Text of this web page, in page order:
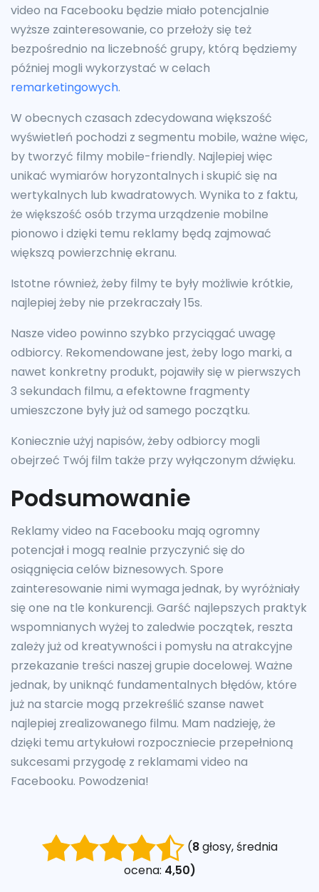
video na Facebooku będzie miało potencjalnie
wyższe zainteresowanie, co przełoży się też
bezpośrednio na liczebność grupy, którą będziemy
później mogli wykorzystać w celach
remarketingowych.
W obecnych czasach zdecydowana większość
wyświetleń pochodzi z segmentu mobile, ważne więc,
by tworzyć filmy mobile-friendly. Najlepiej więc
unikać wymiarów horyzontalnych i skupić się na
wertykalnych lub kwadratowych. Wynika to z faktu,
że większość osób trzyma urządzenie mobilne
pionowo i dzięki temu reklamy będą zajmować
większą powierzchnię ekranu.
Istotne również, żeby filmy te były możliwie krótkie,
najlepiej żeby nie przekraczały 15s.
Nasze video powinno szybko przyciągać uwagę
odbiorcy. Rekomendowane jest, żeby logo marki, a
nawet konkretny produkt, pojawiły się w pierwszych
3 sekundach filmu, a efektowne fragmenty
umieszczone były już od samego początku.
Koniecznie użyj napisów, żeby odbiorcy mogli
obejrzeć Twój film także przy wyłączonym dźwięku.
Podsumowanie
Reklamy video na Facebooku mają ogromny
potencjał i mogą realnie przyczynić się do
osiągnięcia celów biznesowych. Spore
zainteresowanie nimi wymaga jednak, by wyróżniały
się one na tle konkurencji. Garść najlepszych praktyk
wspomnianych wyżej to zaledwie początek, reszta
zależy już od kreatywności i pomysłu na atrakcyjne
przekazanie treści naszej grupie docelowej. Ważne
jednak, by uniknąć fundamentalnych błędów, które
już na starcie mogą przekreślić szanse nawet
najlepiej zrealizowanego filmu. Mam nadzieję, że
dzięki temu artykułowi rozpoczniecie przepełnioną
sukcesami przygodę z reklamami video na
Facebooku. Powodzenia!
(8głosy, średnia
ocena: 4,50)